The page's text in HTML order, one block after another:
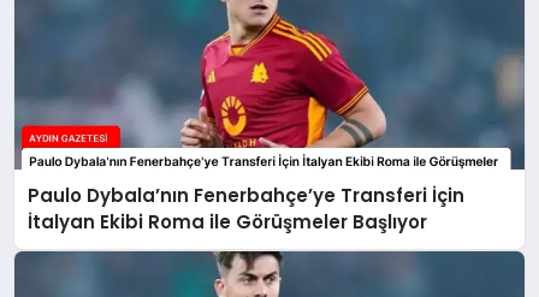
Paulo Dybala’nın Fenerbahçe’ye Transferi İçin
İtalyan Ekibi Roma ile Görüşmeler Başlıyor